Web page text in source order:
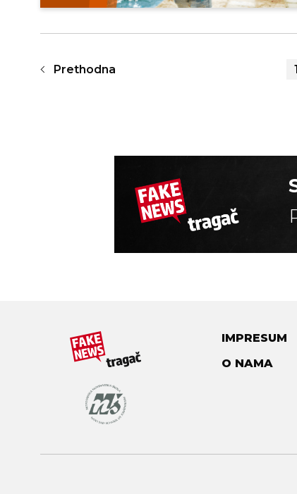
Prethodna 1
IMPRESUM
O NAMA